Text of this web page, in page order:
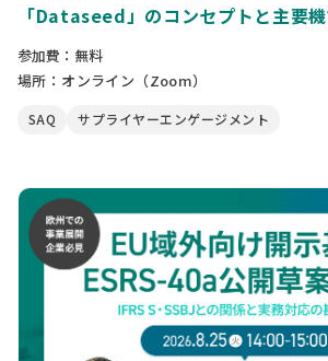
「Dataseed」のコンセプトと主要
参加費：無料
場所：オンライン（Zoom）
SAQ サプライヤーエンゲージメント